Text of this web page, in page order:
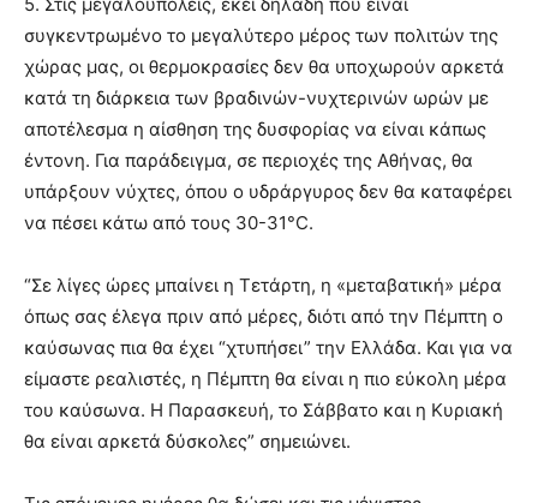
5. Στις μεγαλουπόλεις, εκεί δηλαδή που είναι
συγκεντρωμένο το μεγαλύτερο μέρος των πολιτών της
χώρας μας, οι θερμοκρασίες δεν θα υποχωρούν αρκετά
κατά τη διάρκεια των βραδινών-νυχτερινών ωρών με
αποτέλεσμα η αίσθηση της δυσφορίας να είναι κάπως
έντονη. Για παράδειγμα, σε περιοχές της Αθήνας, θα
υπάρξουν νύχτες, όπου ο υδράργυρος δεν θα καταφέρει
να πέσει κάτω από τους 30-31°C.
“Σε λίγες ώρες μπαίνει η Τετάρτη, η «μεταβατική» μέρα
όπως σας έλεγα πριν από μέρες, διότι από την Πέμπτη ο
καύσωνας πια θα έχει “χτυπήσει” την Ελλάδα. Και για να
είμαστε ρεαλιστές, η Πέμπτη θα είναι η πιο εύκολη μέρα
του καύσωνα. Η Παρασκευή, το Σάββατο και η Κυριακή
θα είναι αρκετά δύσκολες” σημειώνει.